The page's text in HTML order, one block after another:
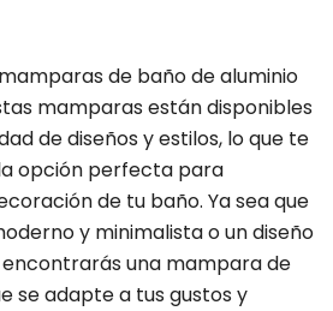
de baño de aluminio
mamparas están disponibles
de diseños y estilos, lo que te
opción perfecta para
de tu baño. Ya sea que
y minimalista o un diseño
encontrarás una mampara de
se adapte a tus gustos y